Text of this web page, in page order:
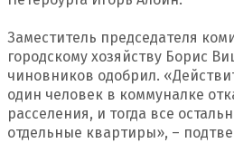
Заместитель председателя
городскому хозяйству Борис
чиновников одобрил.
один человек в коммуналке
расселения, и тогда все
отдельные квартиры», –